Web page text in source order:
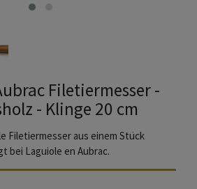
Filetiermesser -
- Klinge 20 cm
Filetiermesser aus einem Stück
bei Laguiole en Aubrac.